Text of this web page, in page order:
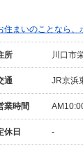
住まいのことなら、
所 川口市
通 JR京浜
業時間
休日 -